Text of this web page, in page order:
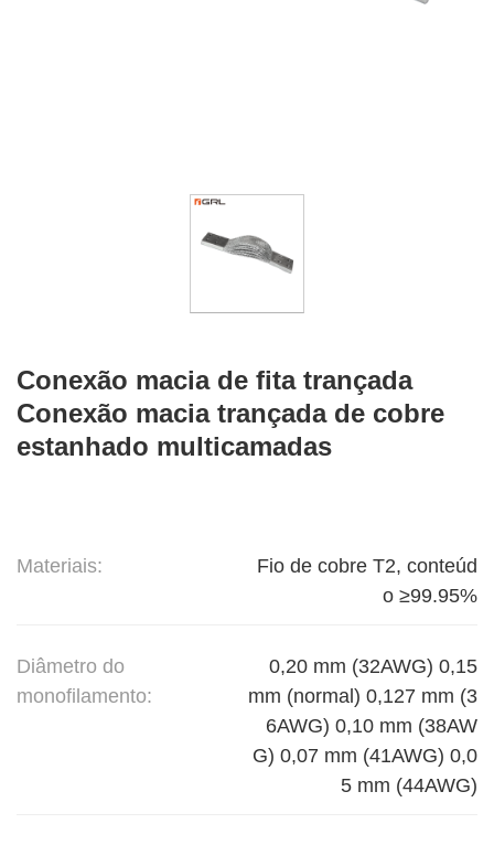
Conexão macia de fita trançada
Conexão macia trançada de cobre
estanhado multicamadas
Materiais:
Fio de cobre T2, conteúd
o ≥99.95%
Diâmetro do
monofilamento:
0,20 mm (32AWG) 0,15
mm (normal) 0,127 mm (3
6AWG) 0,10 mm (38AW
G) 0,07 mm (41AWG) 0,0
5 mm (44AWG)